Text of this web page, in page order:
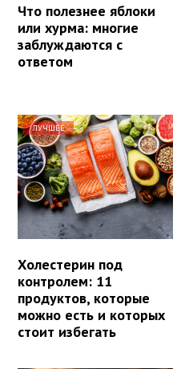
Что полезнее яблоки
или хурма: многие
заблуждаются с
ответом
ЛУЧШЕЕ
Холестерин под
контролем: 11
продуктов, которые
можно есть и которых
стоит избегать